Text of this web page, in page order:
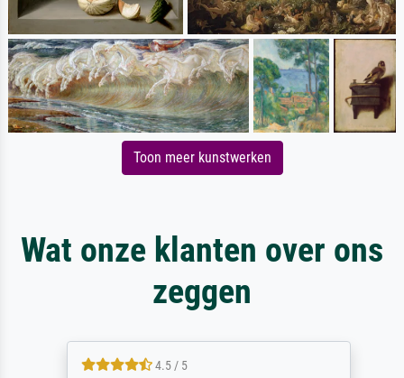
Toon meer kunstwerken
Wat onze klanten over ons
zeggen
4.5 / 5